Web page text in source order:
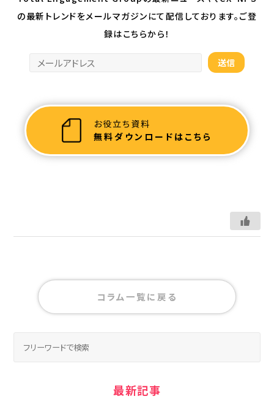
の最新トレンドをメールマガジンにて配信しております。ご登
録はこちらから！
お役立ち資料
無料ダウンロードはこちら
コラム一覧に戻る
最新記事